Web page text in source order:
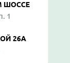
ШОССЕ
1
26А